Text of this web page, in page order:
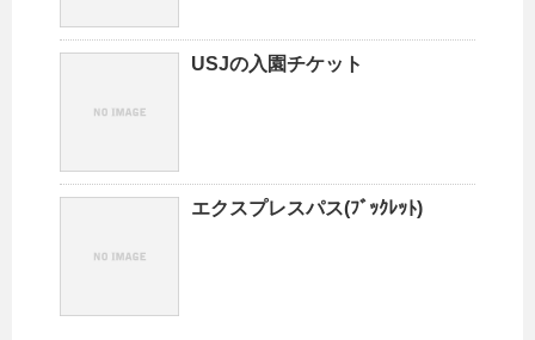
USJの入園チケット
エクスプレスパス(ﾌﾞｯｸﾚｯﾄ)